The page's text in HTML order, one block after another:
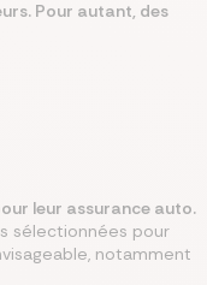
Pour autant, des
leur assurance auto.
sélectionnées pour
notamment